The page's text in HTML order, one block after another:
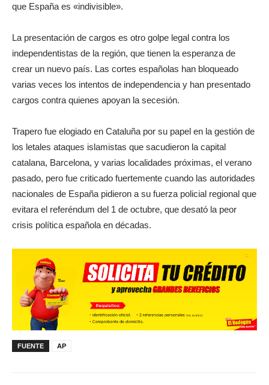
que España es «indivisible».
La presentación de cargos es otro golpe legal contra los
independentistas de la región, que tienen la esperanza de
crear un nuevo país. Las cortes españolas han bloqueado
varias veces los intentos de independencia y han presentado
cargos contra quienes apoyan la secesión.
Trapero fue elogiado en Cataluña por su papel en la gestión de
los letales ataques islamistas que sacudieron la capital
catalana, Barcelona, y varias localidades próximas, el verano
pasado, pero fue criticado fuertemente cuando las autoridades
nacionales de España pidieron a su fuerza policial regional que
evitara el referéndum del 1 de octubre, que desató la peor
crisis política española en décadas.
FUENTE AP